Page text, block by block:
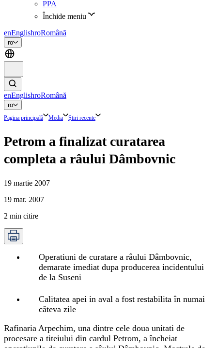
PPA
Închide meniu
enEnglishroRomână
ro
enEnglishroRomână
ro
Pagina principală Media Știri recente
Petrom a finalizat curatarea
completa a râului Dâmbovnic
19 martie 2007
19 mar. 2007
2 min citire
Operatiuni de curatare a râului Dâmbovnic,
demarate imediat dupa producerea incidentului
de la Suseni
Calitatea apei in aval a fost restabilita în numai
câteva zile
Rafinaria Arpechim, una dintre cele doua unitati de
procesare a titeiului din cardul Petrom, a încheiat